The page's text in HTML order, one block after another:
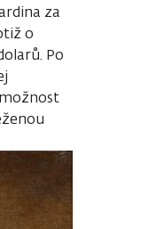
za
o
Po